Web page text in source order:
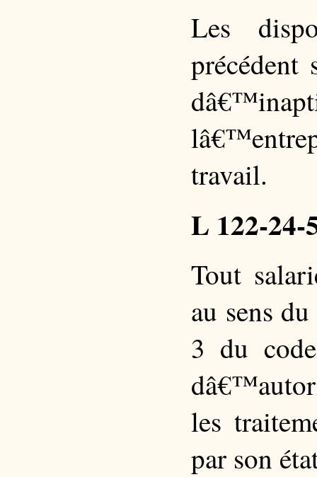
Les
précédent
travail.
L 122-24-
Tout
au sens
3 du
les
par son